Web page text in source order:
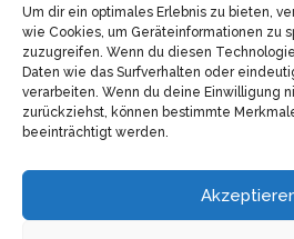
Um dir ein optimales Erlebnis zu bieten,
wie Cookies, um Geräteinformationen zu
zuzugreifen. Wenn du diesen
Daten wie das Surfverhalten oder
verarbeiten. Wenn du deine Einwilligung
zurückziehst, können bestimmte
beeinträchtigt werden.
Die Geburt des 3-Sphären-Modells
Datenschutz